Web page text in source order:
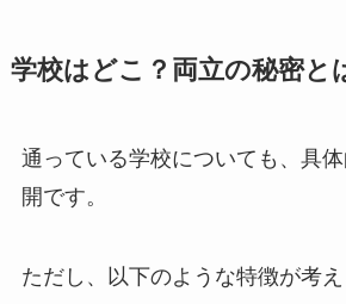
学校はどこ？両立の秘密と
通っている学校についても、具
開です。
ただし、以下のような特徴が考え